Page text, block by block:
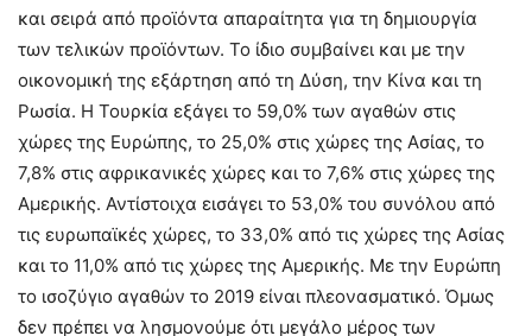
και σειρά από προϊόντα απαραίτητα για τη δημιουργία
των τελικών προϊόντων. Το ίδιο συμβαίνει και με την
οικονομική της εξάρτηση από τη Δύση, την Κίνα και τη
Ρωσία. Η Τουρκία εξάγει το 59,0% των αγαθών στις
χώρες της Ευρώπης, το 25,0% στις χώρες της Ασίας, το
7,8% στις αφρικανικές χώρες και το 7,6% στις χώρες της
Αμερικής. Αντίστοιχα εισάγει το 53,0% του συνόλου από
τις ευρωπαϊκές χώρες, το 33,0% από τις χώρες της Ασίας
και το 11,0% από τις χώρες της Αμερικής. Με την Ευρώπη
το ισοζύγιο αγαθών το 2019 είναι πλεονασματικό. Όμως
δεν πρέπει να λησμονούμε ότι μεγάλο μέρος των